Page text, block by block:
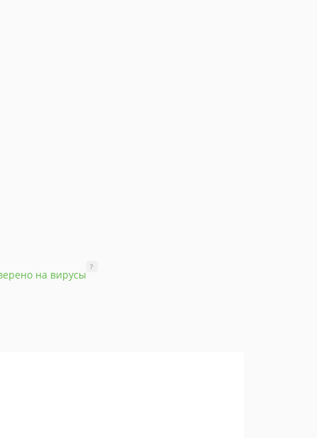
на вирусы
?